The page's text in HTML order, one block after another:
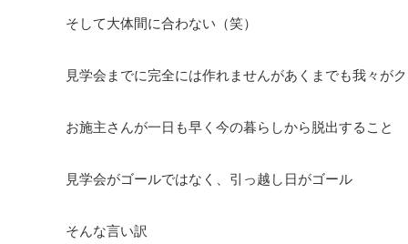
そして大体間に合わない（笑）
見学会までに完全には作れませんがあくまでも我々が
お施主さんが一日も早く今の暮らしから脱出すること
見学会がゴールではなく、引っ越し日がゴール
そんな言い訳